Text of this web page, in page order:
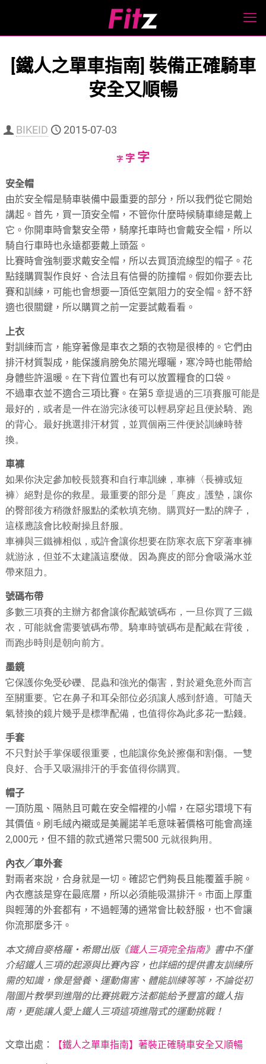
[鐵人之單車指南] 裝備正確騎車
安全又順暢
BIKEID 2015-07-03
字Decrease
字Reset
字Increase
安全帽
由於安全帽是騎車裝備中最重要的部分，所以我們從它開始
講起。首先，買一頂安全帽，不管你什麼時候騎車總是戴上
它。你開車時會繫安全帶，騎摩托車時也會戴安全帽，所以
騎自行車時也永遠都要戴上頭盔。
比賽時會強制要求戴安全帽，所以去買頂流線型的帽子。花
點錢購買製作良好、合法且有信譽的防撞帽。假如你要去比
賽和訓練，可能也會想要一頂低空氣阻力的安全帽。舒不舒
適也很關鍵，所以購買之前一定要試戴看看。
上衣
對訓練而言，能穿著像是車衣之類的衣物是很棒的。它們由
排汗材質製成，能保護肩膀免於陽光曝曬，寒冷時也能帶給
身體些許溫暖。在下背位置也有可以放置糧食的口袋。
不過車衣並不適合三項比賽。在第5章提過的三項賽服可能是
最好的，或者是一件在游完泳後可以輕易穿起且便於騎、跑
的背心。最好挑選排汗材質，並買個兩三件便於訓練時替
換。
車褲
如果你決定參加較長競賽和自行車訓練，車褲〈長褲或短
褲〉絕對是你的救星。最重要的部分是「麂皮」護墊，讓你
的臀部後方稍微舒服點的柔軟填充物。購買好一點的牌子，
這樣應該會比較耐操且舒服。
車褲與三鐵褲相似，或許會讓你想要在防寒衣底下穿著車褲
就游泳，但並不太建議這麼做。因為麂皮的部分會吸滿水並
帶來阻力。
號碼布帶
多數三項賽的主辦方都會讓你配戴號碼布，一旦你買了三鐵
衣，可能就會需要號碼布帶。騎車時號碼布是配戴在背後，
而跑步時則是朝向前方。
墨鏡
它保護你免受砂礫、昆蟲和強光的傷害，對於避免意外而言
至關重要。它在鼻子和耳朵部位必須讓人感到舒適。可隨天
氣替換的鏡片幾乎是標準配備，也值得你為此多花一點錢。
手套
不只對於手掌保暖很重要，也能讓你免於擦傷和割傷。一雙
良好、合手又吸濕排汗的手套值得你購買。
帽子
一頂防風、隔熱且可戴在安全帽裡的小帽，在惡劣環境下有
其價值。刷毛絨內襯或是美麗諾羊毛意味著價格可能會高達
2,000元，但不錯的款式通常只需500 元就很夠用。
內衣╱車外套
對兩者來說，合身就是一切。確認它們夠長且能覆蓋手腕。
內衣應該是穿在最底層，所以必須能吸濕排汗。市面上厚重
與輕薄的外套都有，不過輕薄的通常會比較舒服，也不會讓
你流那麼多汗。
本文摘自麥格羅‧希爾出版《鐵人三項完全指南》書中不僅
介紹鐵人三項的起源與比賽內容，也詳細的提供書友訓練所
需的知識，像是營養、運動傷害、體能訓練等等，不論從初
階圖片教學到進階的比賽挑戰方法都能給予豐富的鐵人指
南，更能讓人愛上鐵人三項這項進階式的運動挑戰！
文章出處： 【鐵人之單車指南】著裝正確騎車安全又順暢